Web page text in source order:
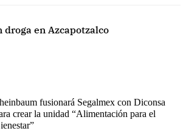
droga en Azcapotzalco
fusionará Segalmex con Diconsa
crear la unidad “Alimentación para el